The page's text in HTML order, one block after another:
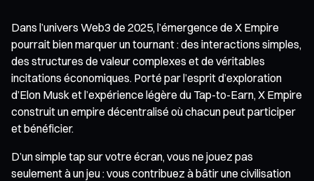
Dans l’univers Web3 de 2025, l’émergence de X Empire
pourrait bien marquer un tournant : des interactions simples,
des structures de valeur complexes et de véritables
incitations économiques. Porté par l’esprit d’exploration
d’Elon Musk et l’expérience légère du Tap-to-Earn, X Empire
construit un empire décentralisé où chacun peut participer
et bénéficier.
D’un simple tap sur votre écran, vous ne jouez pas
seulement à un jeu : vous contribuez à bâtir une civilisation